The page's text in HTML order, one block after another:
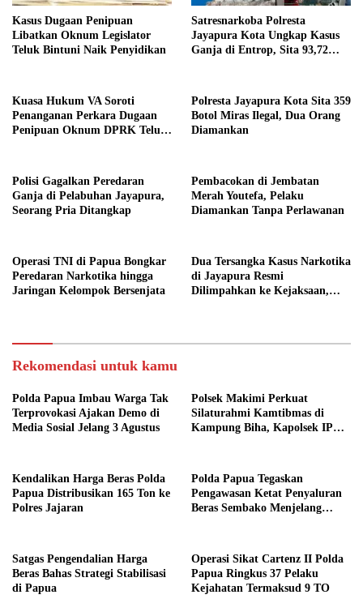
Kasus Dugaan Penipuan
Libatkan Oknum Legislator
Teluk Bintuni Naik Penyidikan
Satresnarkoba Polresta
Jayapura Kota Ungkap Kasus
Ganja di Entrop, Sita 93,72
Kuasa Hukum VA Soroti
Penanganan Perkara Dugaan
Penipuan Oknum DPRK Teluk
Polresta Jayapura Kota Sita 359
Botol Miras Ilegal, Dua Orang
Diamankan
Polisi Gagalkan Peredaran
Ganja di Pelabuhan Jayapura,
Seorang Pria Ditangkap
Pembacokan di Jembatan
Merah Youtefa, Pelaku
Diamankan Tanpa Perlawanan
Operasi TNI di Papua Bongkar
Peredaran Narkotika hingga
Jaringan Kelompok Bersenjata
Dua Tersangka Kasus Narkotika
di Jayapura Resmi
Dilimpahkan ke Kejaksaan,
Rekomendasi untuk kamu
Polda Papua Imbau Warga Tak
Terprovokasi Ajakan Demo di
Media Sosial Jelang 3 Agustus
Polsek Makimi Perkuat
Silaturahmi Kamtibmas di
Kampung Biha, Kapolsek IPTU
Kendalikan Harga Beras Polda
Papua Distribusikan 165 Ton ke
Polres Jajaran
Polda Papua Tegaskan
Pengawasan Ketat Penyaluran
Beras Sembako Menjelang
Satgas Pengendalian Harga
Beras Bahas Strategi Stabilisasi
di Papua
Operasi Sikat Cartenz II Polda
Papua Ringkus 37 Pelaku
Kejahatan Termaksud 9 TO